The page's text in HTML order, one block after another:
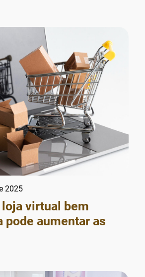
2025
loja virtual bem
pode aumentar as